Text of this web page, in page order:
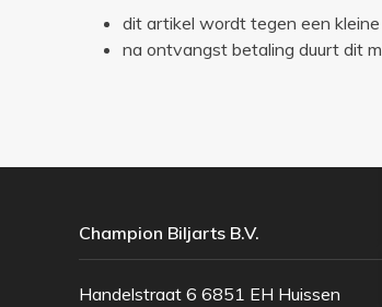
dit artikel wordt tegen een
na ontvangst betaling duurt dit
Champion Biljarts B.V.
Handelstraat 6 6851 EH Huissen